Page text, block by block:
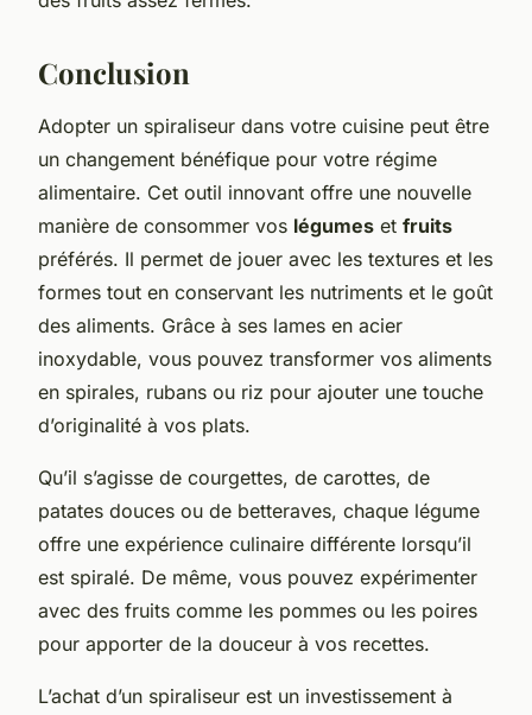
Conclusion
Adopter un spiraliseur dans votre cuisine peut être
un changement bénéfique pour votre régime
alimentaire. Cet outil innovant offre une nouvelle
manière de consommer vos légumes et fruits
préférés. Il permet de jouer avec les textures et les
formes tout en conservant les nutriments et le goût
des aliments. Grâce à ses lames en acier
inoxydable, vous pouvez transformer vos aliments
en spirales, rubans ou riz pour ajouter une touche
d’originalité à vos plats.
Qu’il s’agisse de courgettes, de carottes, de
patates douces ou de betteraves, chaque légume
offre une expérience culinaire différente lorsqu’il
est spiralé. De même, vous pouvez expérimenter
avec des fruits comme les pommes ou les poires
pour apporter de la douceur à vos recettes.
L’achat d’un spiraliseur est un investissement à